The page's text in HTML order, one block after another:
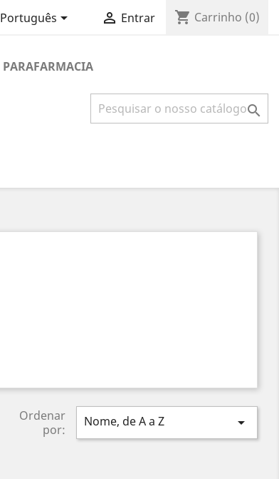
Português  Entrar shopping_cart Carrinho (0)
PARAFARMACIA

Ordenar
por:
Nome, de A a Z 